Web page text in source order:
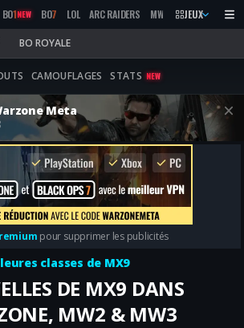
BO1NEW BO7 LOL ARC RAIDERS MW 2019 MARATHON
JEUX
BO ROYALE
CAMOUFLAGES STATS NEW
Meta
pour supprimer les publicités
classes de MX9
DE MX9 DANS
MW2 & MW3